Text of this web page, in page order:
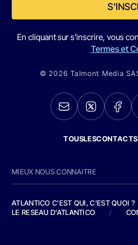
En cliquant sur s'inscrire, vous
Termes et
© 2026 Talmont Media
MIEUX NOUS CONNAITRE
ATLANTICO C'EST QUI, C'EST QUOI ?
LE RESEAU D'ATLANTICO
/